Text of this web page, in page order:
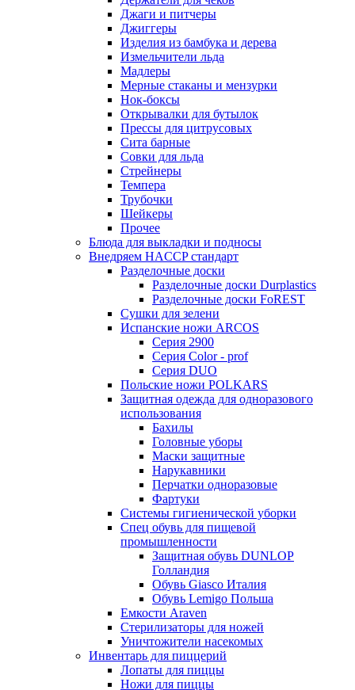
Джаги и питчеры
Джиггеры
Изделия из бамбука и дерева
Измельчители льда
Мадлеры
Мерные стаканы и мензурки
Нок-боксы
Открывалки для бутылок
Прессы для цитрусовых
Сита барные
Совки для льда
Стрейнеры
Темпера
Трубочки
Шейкеры
Прочее
Блюда для выкладки и подносы
Внедряем HACCP стандарт
Разделочные доски
Разделочные доски Durplastics
Разделочные доски FoREST
Сушки для зелени
Испанские ножи ARCOS
Серия 2900
Серия Color - prof
Серия DUO
Польские ножи POLKARS
Защитная одежда для одноразового
использования
Бахилы
Головные уборы
Маски защитные
Нарукавники
Перчатки одноразовые
Фартуки
Системы гигиенической уборки
Спец обувь для пищевой
промышленности
Защитная обувь DUNLOP
Голландия
Обувь Giasco Италия
Обувь Lemigo Польша
Емкости Araven
Стерилизаторы для ножей
Уничтожители насекомых
Инвентарь для пиццерий
Лопаты для пиццы
Ножи для пиццы